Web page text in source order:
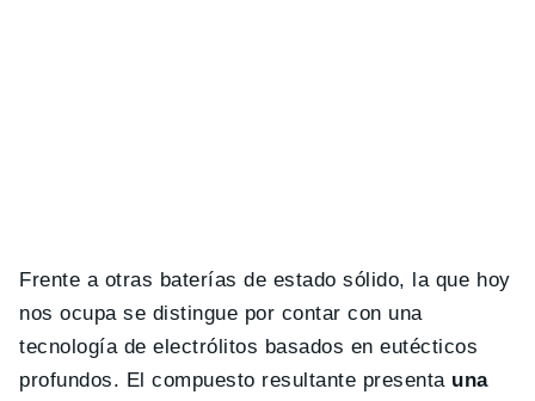
Frente a otras baterías de estado sólido, la que hoy
nos ocupa se distingue por contar con una
tecnología de electrólitos basados en eutécticos
profundos. El compuesto resultante presenta una